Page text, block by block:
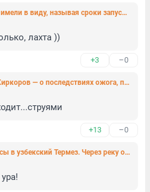
В Смольном объяснили, что имели в виду, называя сроки запуска ВСМ
лахта ))
+3 –0
«Живы будем, не помрем»: Киркоров — о последствиях ожога, полученного на концерте в Петербурге
+13 –0
Из Петербурга запустили рейсы в узбекский Термез. Через реку от него — Афганистан